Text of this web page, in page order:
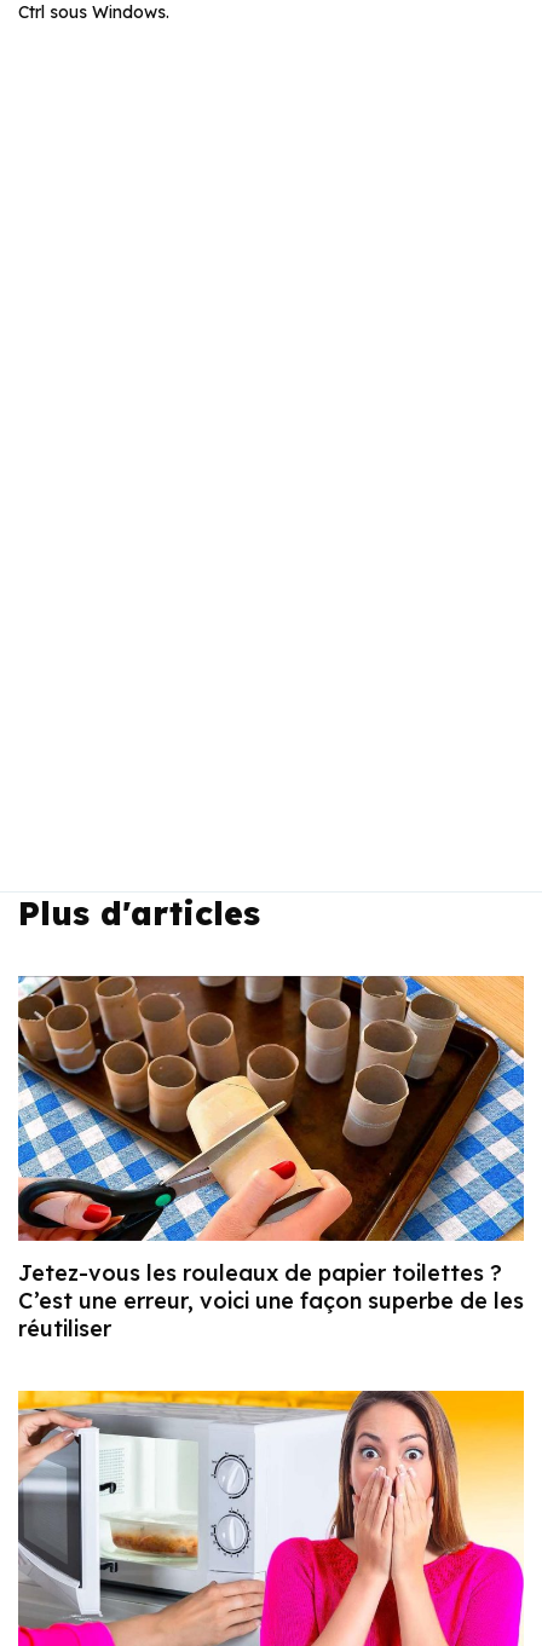
Ctrl sous Windows.
Plus d'articles
Jetez-vous les rouleaux de papier toilettes ?
C’est une erreur, voici une façon superbe de les
réutiliser